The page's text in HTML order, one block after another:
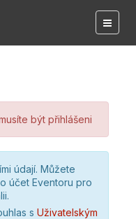
být přihlášeni
údají. Můžete
účet Eventoru pro
s Uživatelským